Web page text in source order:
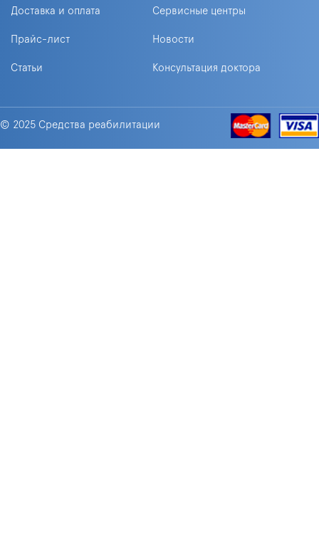
Доставка и оплата Сервисные центры
Прайс-лист Новости
Статьи Консультация доктора
© 2025 Средства реабилитации